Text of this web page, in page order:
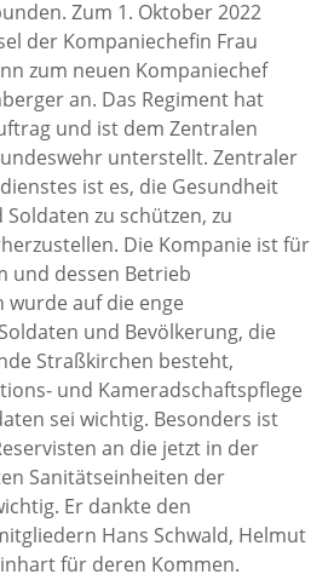
Zum 1. Oktober 2022
der Kompaniechefin Frau
zum neuen Kompaniechef
an. Das Regiment hat
und ist dem Zentralen
unterstellt. Zentraler
ist es, die Gesundheit
zu schützen, zu
Die Kompanie ist für
und dessen Betrieb
auf die enge
und Bevölkerung, die
Straßkirchen besteht,
und Kameradschaftspflege
sei wichtig. Besonders ist
an die jetzt in der
Sanitätseinheiten der
Er dankte den
Hans Schwald, Helmut
für deren Kommen.